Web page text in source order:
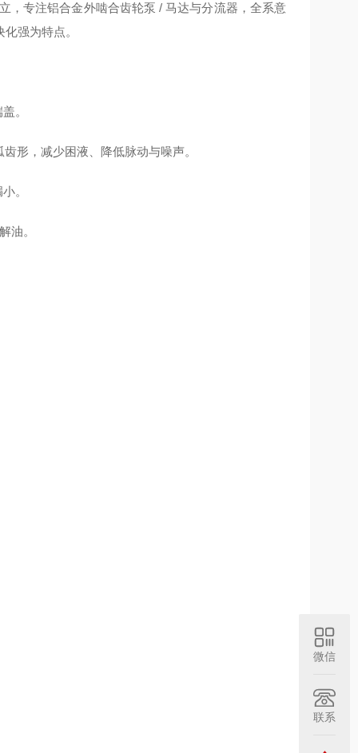
，专注铝合金外啮合齿轮泵 / 马达与分流器，全系意
强为特点。
。
形，减少困液、降低脉动与噪声。
。
油。
微信
联系